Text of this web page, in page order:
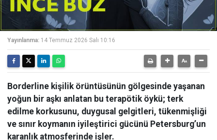
Yayınlanma: 14 Temmuz 2026 Salı 10:16
Borderline kişilik örüntüsünün gölgesinde yaşanan
yoğun bir aşkı anlatan bu terapötik öykü; terk
edilme korkusunu, duygusal gelgitleri, tükenmişliği
ve sınır koymanın iyileştirici gücünü Petersburg’un
karanlık atmosferinde işler.